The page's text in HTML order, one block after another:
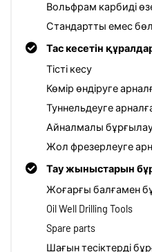
Вольфрам карбиді
Стандартты емес
Тас кесетін
Тісті кесу
Көмір өндіруге
Туннельдеуге
Айналмалы
Жол фрезерлеуге
Тау жыныстарын
Жоғарғы балғамен
Oil Well Drilling Tools
Spare parts
Шағын тесіктерді